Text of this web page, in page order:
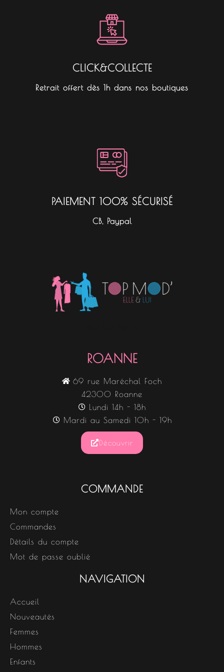
CLICK&COLLECTE
Retrait offert dès 1h dans nos boutiques
PAIEMENT 100% SÉCURISÉ
CB, Paypal
ROANNE
69 rue Maréchal Foch
42300 Roanne
Lundi 14h - 18h
Mardi au Samedi 10h - 19h
Découvrir
COMMANDE
Mon compte
Commandes
Détails du compte
Mot de passe oublié
NAVIGATION
Accueil
Nouveautés
Femmes
Hommes
Enfants